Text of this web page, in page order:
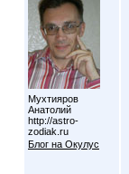
Мухтияров
Анатолий
http://astro-
zodiak.ru
Блог на Окулус